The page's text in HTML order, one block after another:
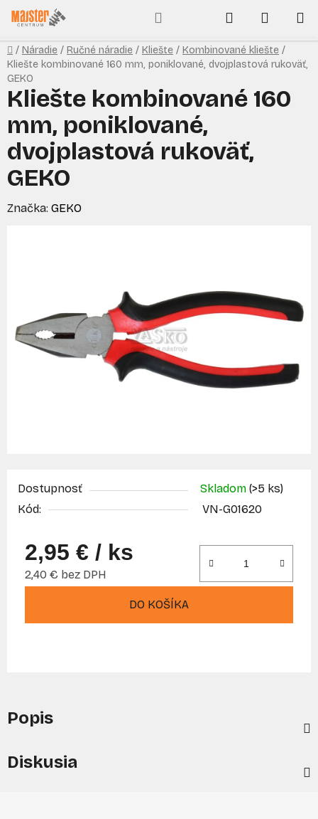
Prejsť
na
obsah
Hľadať
KOŠÍK
Domov
/ Náradie / Ručné náradie / Kliešte / Kombinované kliešte /
Kliešte kombinované 160 mm, poniklované, dvojplastová rukoväť,
GEKO
Dostupnosť Skladom (>5 ks)
Kód:
VN-G01620
2,95 € / ks
2,40 € bez DPH
DO KOŠÍKA
Kliešte kombinované 160
mm, poniklované,
dvojplastová rukoväť,
GEKO
Značka: GEKO
Popis
Diskusia